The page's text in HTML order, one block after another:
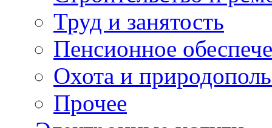
Труд и занятость
Пенсионное
Охота и
Прочее